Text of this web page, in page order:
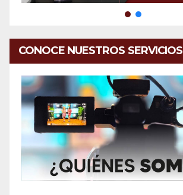
CONOCE NUESTROS SERVICIOS